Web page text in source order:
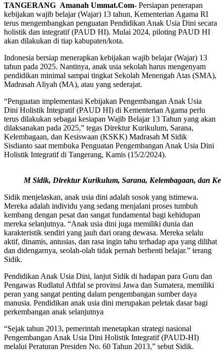
TANGERANG Amanah Ummat.Com- Persiapan penerapan
kebijakan wajib belajar (Wajar) 13 tahun, Kementerian Agama RI
terus mengembangkan penguatan Pendidikan Anak Usia Dini secara
holistik dan integratif (PAUD HI). Mulai 2024, piloting PAUD HI
akan dilakukan di tiap kabupaten/kota.
Indonesia bersiap menerapkan kebijakan wajib belajar (Wajar) 13
tahun pada 2025. Nantinya, anak usia sekolah harus mengenyam
pendidikan minimal sampai tingkat Sekolah Menengah Atas (SMA),
Madrasah Aliyah (MA), atau yang sederajat.
“Penguatan implementasi Kebijakan Pengembangan Anak Usia
Dini Holistik Integratif (PAUD HI) di Kementerian Agama perlu
terus dilakukan sebagai kesiapan Wajib Belajar 13 Tahun yang akan
dilaksanakan pada 2025,” tegas Direktur Kurikulum, Sarana,
Kelembagaan, dan Kesiswaan (KSKK) Madrasah M Sidik
Sisdianto saat membuka Penguatan Pengembangan Anak Usia Dini
Holistik Integratif di Tangerang, Kamis (15/2/2024).
M Sidik, Direktur Kurikulum, Sarana, Kelembagaan, dan
Sidik menjelaskan, anak usia dini adalah sosok yang istimewa.
Mereka adalah individu yang sedang menjalani proses tumbuh
kembang dengan pesat dan sangat fundamental bagi kehidupan
mereka selanjutnya. “Anak usia dini juga memiliki dunia dan
karakteristik sendiri yang jauh dari orang dewasa. Mereka selalu
aktif, dinamis, antusias, dan rasa ingin tahu terhadap apa yang dilihat
dan didengarnya, seolah-olah tidak pernah berhenti belajar.” terang
Sidik.
Pendidikan Anak Usia Dini, lanjut Sidik di hadapan para Guru dan
Pengawas Rudlatul Athfal se provinsi Jawa dan Sumatera, memiliki
peran yang sangat penting dalam pengembangan sumber daya
manusia. Pendidikan anak usia dini merupakan peletak dasar bagi
perkembangan anak selanjutnya
“Sejak tahun 2013, pemerintah menetapkan strategi nasional
Pengembangan Anak Usia Dini Holistik Integratif (PAUD-HI)
melalui Peraturan Presiden No. 60 Tahun 2013,” sebut Sidik.